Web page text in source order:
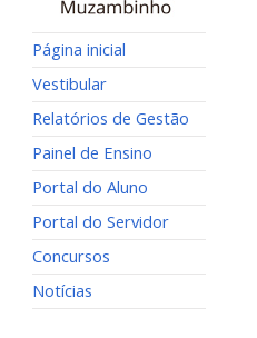
Página inicial
Vestibular
Relatórios de Gestão
Painel de Ensino
Portal do Aluno
Portal do Servidor
Concursos
Notícias